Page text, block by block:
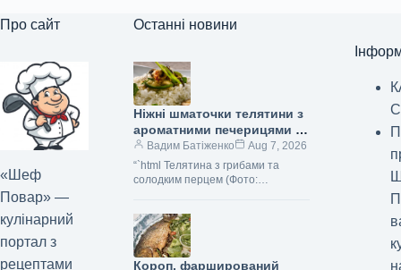
Про сайт
«Шеф
Повар» —
кулінарний
портал з
рецептами
Останні новини
Ніжні шматочки телятини з
ароматними печерицями та
солодким болгарським
перцем: фоторецепт до 279
ккал
Вадим Батіженко
Aug 7, 2026
“`html Телятина з грибами та
солодким перцем (Фото:
перцем — це чудова
збалансована страва,…
Короп, фарширований